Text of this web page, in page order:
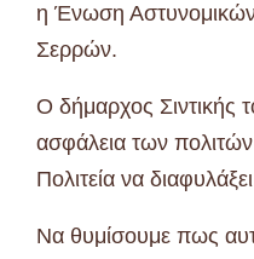
η Ένωση
Σερρών.
Ο δήμαρχος Σιντικής
ασφάλεια των πολιτών
Πολιτεία να
Να θυμίσουμε πως